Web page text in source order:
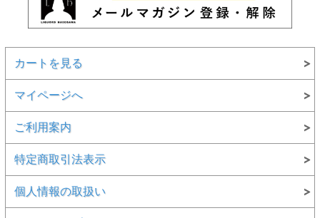
カートを見る
マイページへ
ご利用案内
特定商取引法表示
個人情報の取扱い